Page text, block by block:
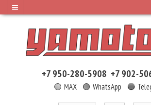
+7 950-280-5908 +7 902-
🟢 MAX 🟢 WhatsApp 🔵